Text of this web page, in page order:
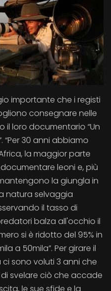
importante che i registi
consegnare nelle
loro documentario “Un
“Per 30 anni abbiamo
la maggior parte
leoni e, più
la giungla in
natura selvaggia
il tasso di
balza all'occhio il
si è ridotto del 95% in
a 50mila”. Per girare il
sono voluti 3 anni che
svelare ciò che accade